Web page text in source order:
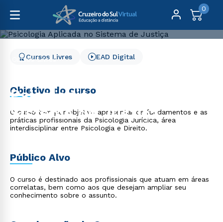
0
Cursos Livres
Psicologia Aplicada no
Sistema de Justiça
Cursos Livres EAD Digital
Objetivo do curso
O curso tem por objetivo apresentar os fundamentos e as
práticas profissionais da Psicologia Jurídica, área
interdisciplinar entre Psicologia e Direito.
Público Alvo
O curso é destinado aos profissionais que atuam em áreas
correlatas, bem como aos que desejam ampliar seu
conhecimento sobre o assunto.